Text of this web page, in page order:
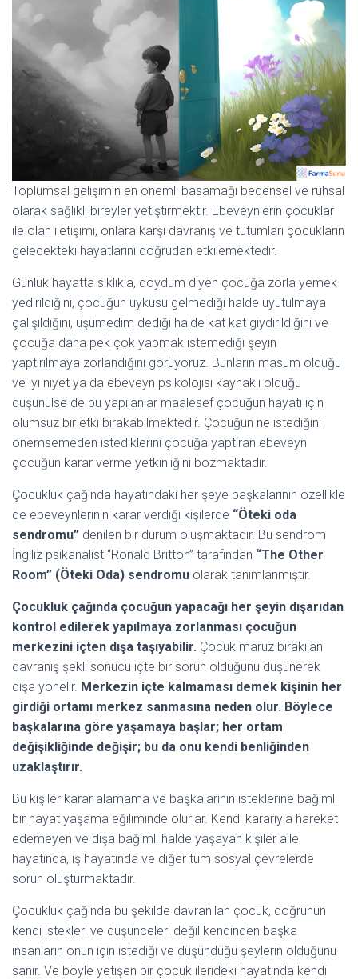
Toplumsal gelişimin en önemli basamağı bedensel ve ruhsal
olarak sağlıklı bireyler yetiştirmektir. Ebeveynlerin çocuklar
ile olan iletişimi, onlara karşı davranış ve tutumları çocukların
gelecekteki hayatlarını doğrudan etkilemektedir.
Günlük hayatta sıklıkla, doydum diyen çocuğa zorla yemek
yedirildiğini, çocuğun uykusu gelmediği halde uyutulmaya
çalışıldığını, üşümedim dediği halde kat kat giydirildiğini ve
çocuğa daha pek çok yapmak istemediği şeyin
yaptırılmaya zorlandığını görüyoruz. Bunların masum olduğu
ve iyi niyet ya da ebeveyn psikolojisi kaynaklı olduğu
düşünülse de bu yapılanlar maalesef çocuğun hayatı için
olumsuz bir etki bırakabilmektedir. Çocuğun ne istediğini
önemsemeden istediklerini çocuğa yaptıran ebeveyn
çocuğun karar verme yetkinliğini bozmaktadır.
Çocukluk çağında hayatındaki her şeye başkalarının özellikle
de ebeveynlerinin karar verdiği kişilerde “Öteki oda
sendromu” denilen bir durum oluşmaktadır. Bu sendrom
İngiliz psikanalist “Ronald Britton” tarafından “The Other
Room” (Öteki Oda) sendromu olarak tanımlanmıştır.
Çocukluk çağında çocuğun yapacağı her şeyin dışarıdan
kontrol edilerek yapılmaya zorlanması çocuğun
merkezini içten dışa taşıyabilir. Çocuk maruz bırakılan
davranış şekli sonucu içte bir sorun olduğunu düşünerek
dışa yönelir. Merkezin içte kalmaması demek kişinin her
girdiği ortamı merkez sanmasına neden olur. Böylece
başkalarına göre yaşamaya başlar; her ortam
değişikliğinde değişir; bu da onu kendi benliğinden
uzaklaştırır.
Bu kişiler karar alamama ve başkalarının isteklerine bağımlı
bir hayat yaşama eğiliminde olurlar. Kendi kararıyla hareket
edemeyen ve dışa bağımlı halde yaşayan kişiler aile
hayatında, iş hayatında ve diğer tüm sosyal çevrelerde
sorun oluşturmaktadır.
Çocukluk çağında bu şekilde davranılan çocuk, doğrunun
kendi istekleri ve düşünceleri değil kendinden başka
insanların onun için istediği ve düşündüğü şeylerin olduğunu
sanır. Ve böyle yetişen bir çocuk ilerideki hayatında kendi